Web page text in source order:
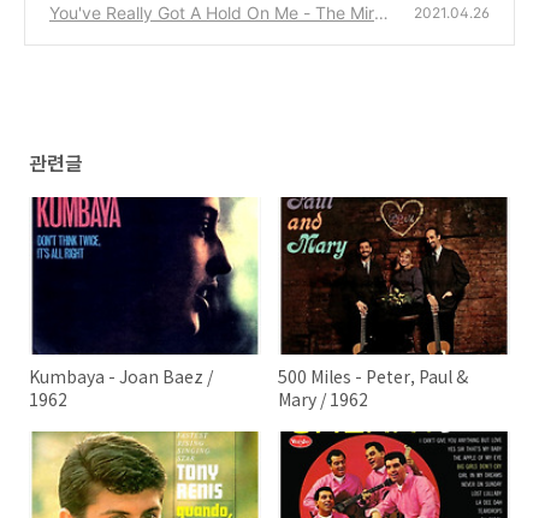
You've Really Got A Hold On Me - The Mirac
2021.04.26
관련글
Kumbaya - Joan Baez /
1962
500 Miles - Peter, Paul &
Mary / 1962